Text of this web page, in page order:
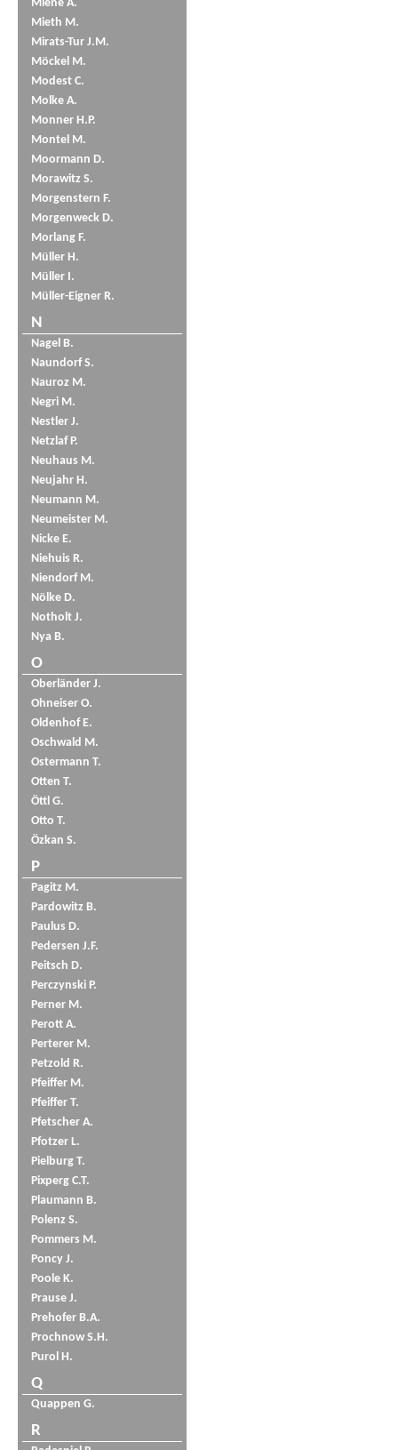
Miene A.
Mieth M.
Mirats-Tur J.M.
Möckel M.
Modest C.
Molke A.
Monner H.P.
Montel M.
Moormann D.
Morawitz S.
Morgenstern F.
Morgenweck D.
Morlang F.
Müller H.
Müller I.
Müller-Eigner R.
N
Nagel B.
Naundorf S.
Nauroz M.
Negri M.
Nestler J.
Netzlaf P.
Neuhaus M.
Neujahr H.
Neumann M.
Neumeister M.
Nicke E.
Niehuis R.
Niendorf M.
Nölke D.
Notholt J.
Nya B.
O
Oberländer J.
Ohneiser O.
Oldenhof E.
Oschwald M.
Ostermann T.
Otten T.
Öttl G.
Otto T.
Özkan S.
P
Pagitz M.
Pardowitz B.
Paulus D.
Pedersen J.F.
Peitsch D.
Perczynski P.
Perner M.
Perott A.
Perterer M.
Petzold R.
Pfeiffer M.
Pfeiffer T.
Pfetscher A.
Pfotzer L.
Pielburg T.
Pixperg C.T.
Plaumann B.
Polenz S.
Pommers M.
Poncy J.
Poole K.
Prause J.
Prehofer B.A.
Prochnow S.H.
Purol H.
Q
Quappen G.
R